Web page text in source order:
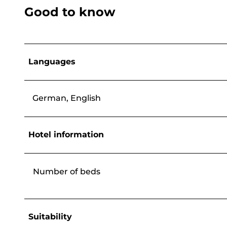
Good to know
Languages
German, English
Hotel information
Number of beds
Suitability